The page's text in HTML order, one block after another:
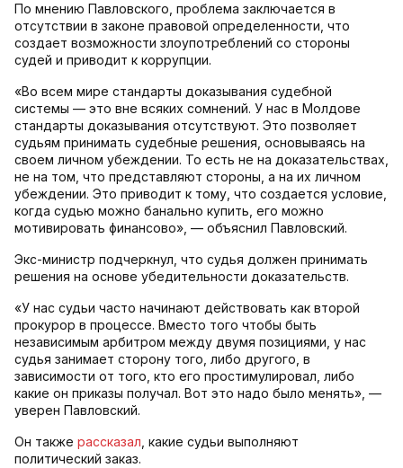
По мнению Павловского, проблема заключается в
отсутствии в законе правовой определенности, что
создает возможности злоупотреблений со стороны
судей и приводит к коррупции.
«Во всем мире стандарты доказывания судебной
системы — это вне всяких сомнений. У нас в Молдове
стандарты доказывания отсутствуют. Это позволяет
судьям принимать судебные решения, основываясь на
своем личном убеждении. То есть не на доказательствах,
не на том, что представляют стороны, а на их личном
убеждении. Это приводит к тому, что создается условие,
когда судью можно банально купить, его можно
мотивировать финансово», — объяснил Павловский.
Экс-министр подчеркнул, что судья должен принимать
решения на основе убедительности доказательств.
«У нас судьи часто начинают действовать как второй
прокурор в процессе. Вместо того чтобы быть
независимым арбитром между двумя позициями, у нас
судья занимает сторону того, либо другого, в
зависимости от того, кто его простимулировал, либо
какие он приказы получал. Вот это надо было менять», —
уверен Павловский.
Он также рассказал , какие судьи выполняют
политический заказ.